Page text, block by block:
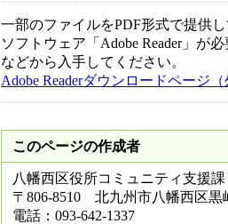
一部のファイルをPDF形式で提供
ソフトウェア「Adobe Reader」が
などから入手してください。
Adobe Readerダウンロードページ（
このページの作成者
八幡西区役所コミュニティ支援課
〒806-8510 北九州市八幡西区
電話：093-642-1337